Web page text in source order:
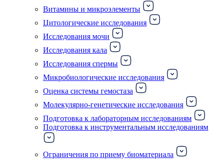
Витамины и микроэлементы
Цитологические исследования
Исследования мочи
Исследования кала
Исследования спермы
Микробиологические исследования
Оценка системы гемостаза
Молекулярно-генетические исследования
Подготовка к лабораторным исследованиям
Подготовка к инструментальным исследованиям
Ограничения по приему биоматериала